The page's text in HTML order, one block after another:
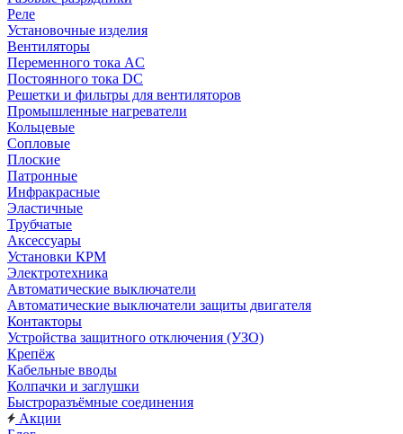
Реле
Установочные изделия
Вентиляторы
Переменного тока AC
Постоянного тока DC
Решетки и фильтры для вентиляторов
Промышленные нагреватели
Кольцевые
Сопловые
Плоские
Патронные
Инфракрасные
Эластичные
Трубчатые
Аксессуары
Установки КРМ
Электротехника
Автоматические выключатели
Автоматические выключатели защиты двигателя
Контакторы
Устройства защитного отключения (УЗО)
Крепёж
Кабельные вводы
Колпачки и заглушки
Быстроразъёмные соединения
Акции